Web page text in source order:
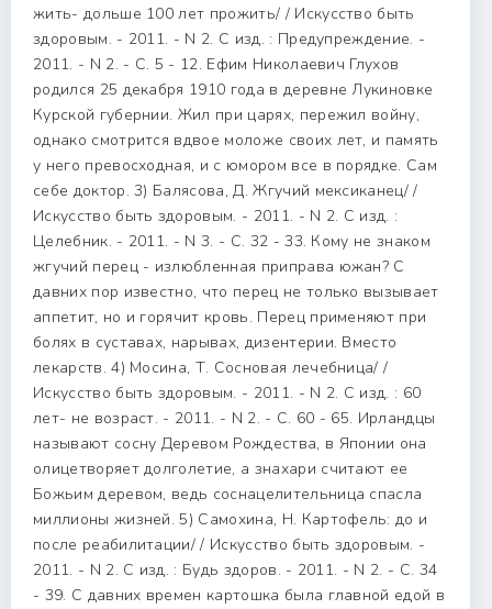
жить- дольше 100 лет прожить/ / Искусство быть
здоровым. - 2011. - N 2. С изд. : Предупреждение. -
2011. - N 2. - С. 5 - 12. Ефим Николаевич Глухов
родился 25 декабря 1910 года в деревне Лукиновке
Курской губернии. Жил при царях, пережил войну,
однако смотрится вдвое моложе своих лет, и память
у него превосходная, и с юмором все в порядке. Сам
себе доктор. 3) Балясова, Д. Жгучий мексиканец/ /
Искусство быть здоровым. - 2011. - N 2. С изд. :
Целебник. - 2011. - N 3. - С. 32 - 33. Кому не знаком
жгучий перец - излюбленная приправа южан? С
давних пор известно, что перец не только вызывает
аппетит, но и горячит кровь. Перец применяют при
болях в суставах, нарывах, дизентерии. Вместо
лекарств. 4) Мосина, Т. Сосновая лечебница/ /
Искусство быть здоровым. - 2011. - N 2. С изд. : 60
лет- не возраст. - 2011. - N 2. - С. 60 - 65. Ирландцы
называют сосну Деревом Рождества, в Японии она
олицетворяет долголетие, а знахари считают ее
Божьим деревом, ведь соснацелительница спасла
миллионы жизней. 5) Самохина, Н. Картофель: до и
после реабилитации/ / Искусство быть здоровым. -
2011. - N 2. С изд. : Будь здоров. - 2011. - N 2. - С. 34
- 39. С давних времен картошка была главной едой в